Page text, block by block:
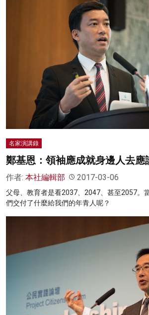
名家榜
灼見活動
關於我們
名家演講錄
鄭基恩：領袖應成就身邊人去應
作者: 本社編輯部 2017-03-06
父母、教育者是看2037、2047、甚至2057。
們交付了什麼給我們的年青人呢？